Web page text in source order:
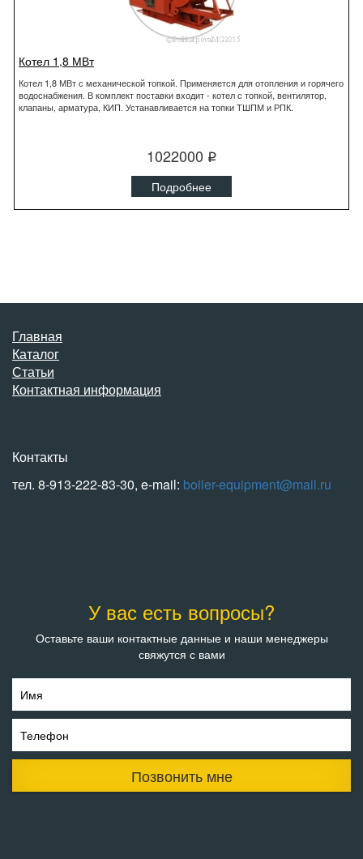
Котел 1,8 МВт
Котел 1,8 МВт с механической топкой. Применяется для отопления и горячего
водоснабжения. В комплект поставки входит - котел с топкой, вентилятор,
клапаны, арматура, КИП. Устанавливается на топки ТШПМ и РПК.
1022000 q
Подробнее
Главная
Каталог
Статьи
Контактная информация
Контакты
тел. 8-913-222-83-30, e-mail: boiler-equipment@mail.ru
У вас есть вопросы?
Оставьте ваши контактные данные и наши менеджеры
свяжутся с вами
Имя
Телефон
Позвонить мне